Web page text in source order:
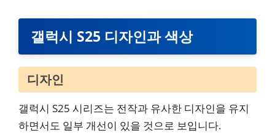
갤럭시 S25 디자인과 색상
디자인
갤럭시 S25 시리즈는 전작과 유사한 디자인을 유지
하면서도 일부 개선이 있을 것으로 보입니다.